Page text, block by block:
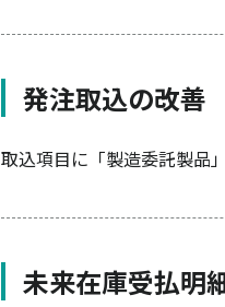
発注取込の改善
取込項目に「製造委託製品
未来在庫受払明